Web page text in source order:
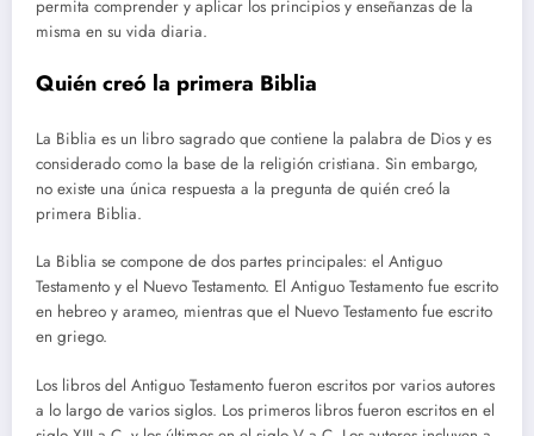
permita comprender y aplicar los principios y enseñanzas de la
misma en su vida diaria.
Quién creó la primera Biblia
La Biblia es un libro sagrado que contiene la palabra de Dios y es
considerado como la base de la religión cristiana. Sin embargo,
no existe una única respuesta a la pregunta de quién creó la
primera Biblia.
La Biblia se compone de dos partes principales: el Antiguo
Testamento y el Nuevo Testamento. El Antiguo Testamento fue escrito
en hebreo y arameo, mientras que el Nuevo Testamento fue escrito
en griego.
Los libros del Antiguo Testamento fueron escritos por varios autores
a lo largo de varios siglos. Los primeros libros fueron escritos en el